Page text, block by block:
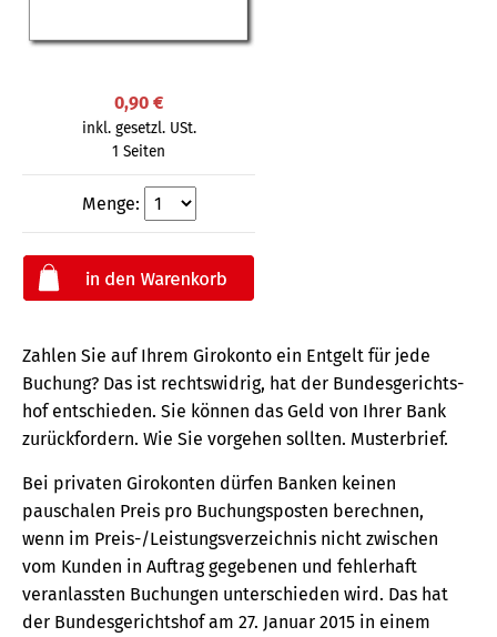
0,90 €
inkl. gesetzl. USt.
1 Seiten
Menge:
Zahlen Sie auf Ihrem Girokonto ein Entgelt für jede
Buchung? Das ist rechts­widrig, hat der Bundes­gerichts­
hof entschieden. Sie können das Geld von Ihrer Bank
zurück­fordern. Wie Sie vorgehen sollten. Musterbrief.
Bei privaten Girokonten dürfen Banken keinen
pauschalen Preis pro Buchungsposten berechnen,
wenn im Preis-/Leistungsverzeichnis nicht zwischen
vom Kunden in Auftrag gegebenen und fehlerhaft
veranlassten Buchungen unterschieden wird. Das hat
der Bundesgerichtshof am 27. Januar 2015 in einem